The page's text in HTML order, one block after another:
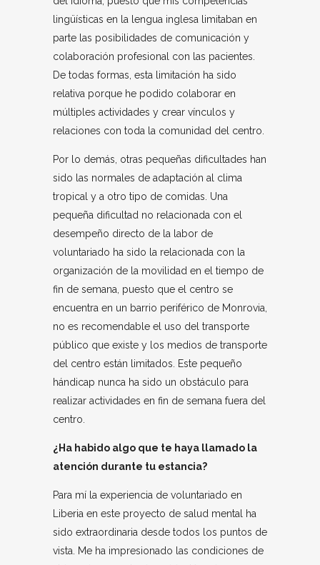
lingüísticas en la lengua inglesa limitaban en
parte las posibilidades de comunicación y
colaboración profesional con las pacientes.
De todas formas, esta limitación ha sido
relativa porque he podido colaborar en
múltiples actividades y crear vínculos y
relaciones con toda la comunidad del centro.
Por lo demás, otras pequeñas dificultades han
sido las normales de adaptación al clima
tropical y a otro tipo de comidas. Una
pequeña dificultad no relacionada con el
desempeño directo de la labor de
voluntariado ha sido la relacionada con la
organización de la movilidad en el tiempo de
fin de semana, puesto que el centro se
encuentra en un barrio periférico de Monrovia,
no es recomendable el uso del transporte
público que existe y los medios de transporte
del centro están limitados. Este pequeño
hándicap nunca ha sido un obstáculo para
realizar actividades en fin de semana fuera del
centro.
¿Ha habido algo que te haya llamado la
atención durante tu estancia?
Para mí la experiencia de voluntariado en
Liberia en este proyecto de salud mental ha
sido extraordinaria desde todos los puntos de
vista. Me ha impresionado las condiciones de